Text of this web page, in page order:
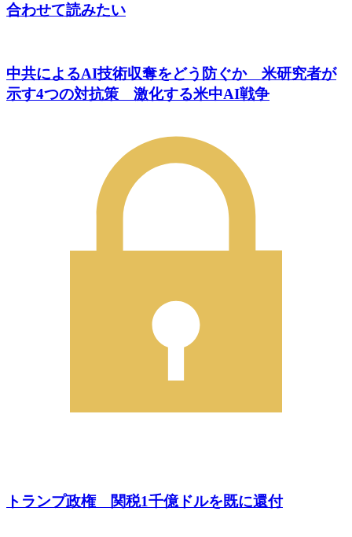
合わせて読みたい
中共によるAI技術収奪をどう防ぐか 米研究者が
示す4つの対抗策 激化する米中AI戦争
トランプ政権 関税1千億ドルを既に還付